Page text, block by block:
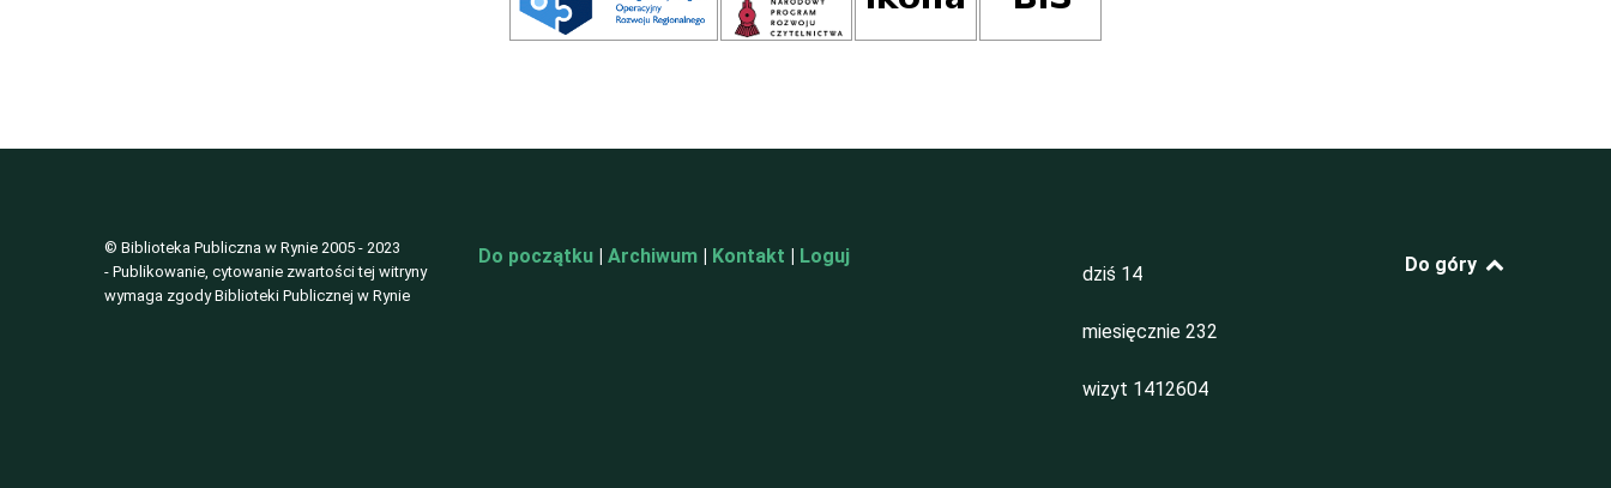
© Biblioteka Publiczna w Rynie 2005 - 2023
- Publikowanie, cytowanie zwartości tej witryny
wymaga zgody Biblioteki Publicznej w Rynie
Do początku Archiwum Kontakt Loguj
dziś 14
miesięcznie 232
wizyt 1412604
Do góry